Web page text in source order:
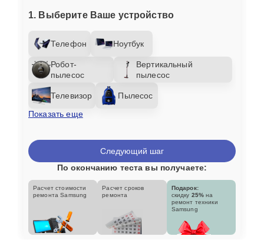
1. Выберите Ваше устройство
Телефон Ноутбук
Робот-
пылесос
Вертикальный
пылесос
Телевизор
Пылесос
Показать еще
Следующий шаг
По окончанию теста вы получаете:
Расчет стоимости
ремонта Samsung
Расчет сроков
ремонта
Подарок:
скидку 25% на
ремонт техники
Samsung